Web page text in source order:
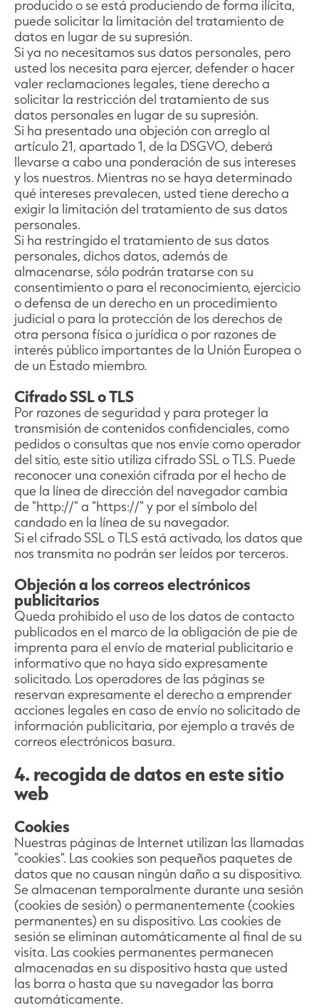
producido o se está produciendo de forma ilícita,
puede solicitar la limitación del tratamiento de
datos en lugar de su supresión.
Si ya no necesitamos sus datos personales, pero
usted los necesita para ejercer, defender o hacer
valer reclamaciones legales, tiene derecho a
solicitar la restricción del tratamiento de sus
datos personales en lugar de su supresión.
Si ha presentado una objeción con arreglo al
artículo 21, apartado 1, de la DSGVO, deberá
llevarse a cabo una ponderación de sus intereses
y los nuestros. Mientras no se haya determinado
qué intereses prevalecen, usted tiene derecho a
exigir la limitación del tratamiento de sus datos
personales.
Si ha restringido el tratamiento de sus datos
personales, dichos datos, además de
almacenarse, sólo podrán tratarse con su
consentimiento o para el reconocimiento, ejercicio
o defensa de un derecho en un procedimiento
judicial o para la protección de los derechos de
otra persona física o jurídica o por razones de
interés público importantes de la Unión Europea o
de un Estado miembro.
Cifrado SSL o TLS
Por razones de seguridad y para proteger la
transmisión de contenidos confidenciales, como
pedidos o consultas que nos envíe como operador
del sitio, este sitio utiliza cifrado SSL o TLS. Puede
reconocer una conexión cifrada por el hecho de
que la línea de dirección del navegador cambia
de "http://" a "https://" y por el símbolo del
candado en la línea de su navegador.
Si el cifrado SSL o TLS está activado, los datos que
nos transmita no podrán ser leídos por terceros.
Objeción a los correos electrónicos
publicitarios
Queda prohibido el uso de los datos de contacto
publicados en el marco de la obligación de pie de
imprenta para el envío de material publicitario e
informativo que no haya sido expresamente
solicitado. Los operadores de las páginas se
reservan expresamente el derecho a emprender
acciones legales en caso de envío no solicitado de
información publicitaria, por ejemplo a través de
correos electrónicos basura.
4. recogida de datos en este sitio
web
Cookies
Nuestras páginas de Internet utilizan las llamadas
"cookies". Las cookies son pequeños paquetes de
datos que no causan ningún daño a su dispositivo.
Se almacenan temporalmente durante una sesión
(cookies de sesión) o permanentemente (cookies
permanentes) en su dispositivo. Las cookies de
sesión se eliminan automáticamente al final de su
visita. Las cookies permanentes permanecen
almacenadas en su dispositivo hasta que usted
las borra o hasta que su navegador las borra
automáticamente.